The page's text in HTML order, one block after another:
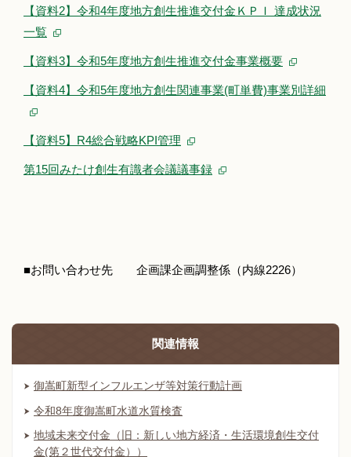
【資料2】令和4年度地方創生推進交付金ＫＰＩ 達成状況
一覧
【資料3】令和5年度地方創生推進交付金事業概要
【資料4】令和5年度地方創生関連事業(町単費)事業別詳細
【資料5】R4総合戦略KPI管理
第15回みたけ創生有識者会議議事録
■お問い合わせ先 企画課企画調整係（内線2226）
関連情報
御嵩町新型インフルエンザ等対策行動計画
令和8年度御嵩町水道水質検査
地域未来交付金（旧：新しい地方経済・生活環境創生交付
金(第２世代交付金））